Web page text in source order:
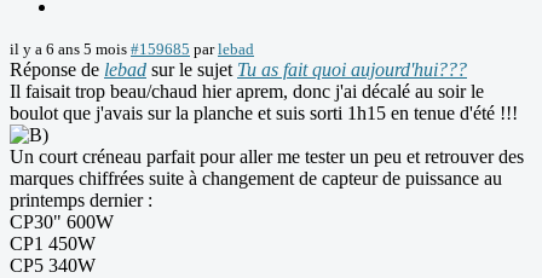
il y a 6 ans 5 mois #159685 parlebad
Réponse de lebad sur le sujet Tu as fait quoi aujourd'hui???
Il faisait trop beau/chaud hier aprem, donc j'ai décalé au soir le
boulot que j'avais sur la planche et suis sorti 1h15 en tenue d'été !!!
Un court créneau parfait pour aller me tester un peu et retrouver des
marques chiffrées suite à changement de capteur de puissance au
printemps dernier :
CP30" 600W
CP1 450W
CP5 340W